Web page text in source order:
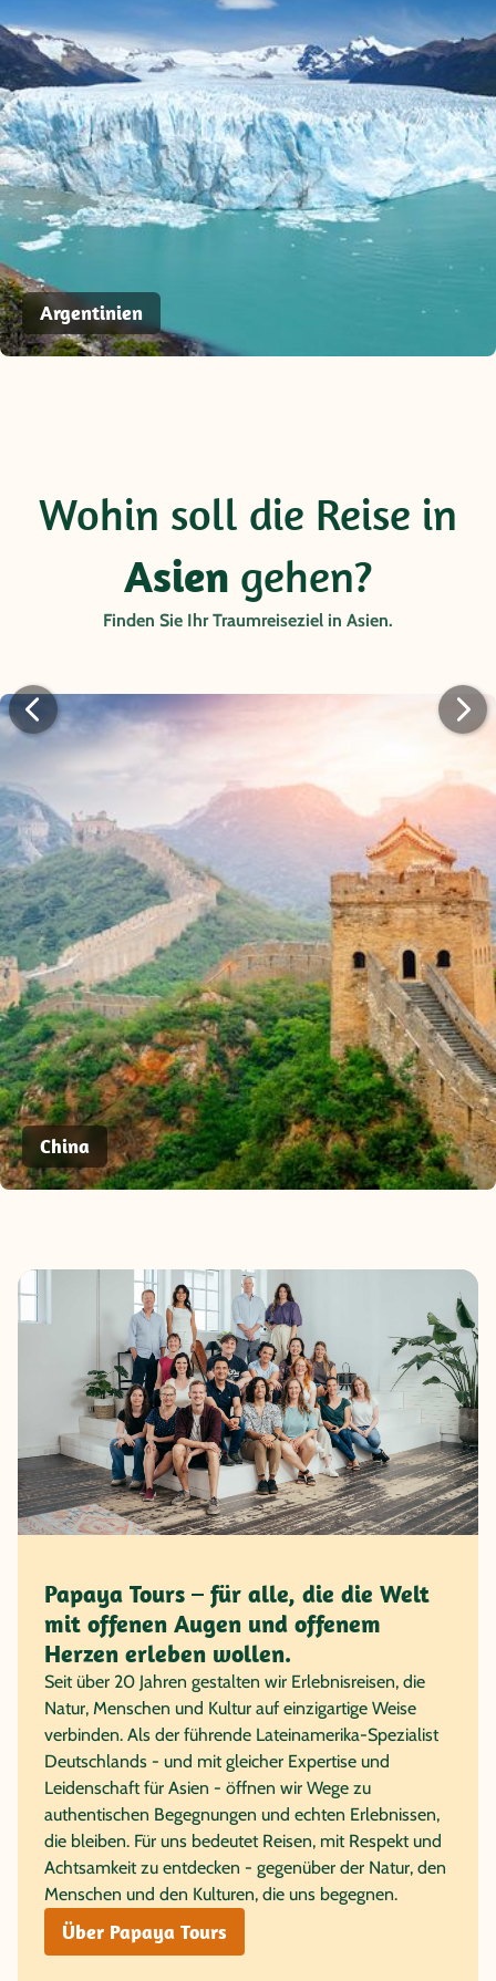
Argentinien
Wohin soll die Reise in
Asien gehen?
Finden Sie Ihr Traumreiseziel in Asien.
China
Papaya Tours – für alle, die die Welt
mit offenen Augen und offenem
Herzen erleben wollen.
Seit über 20 Jahren gestalten wir Erlebnisreisen, die
Natur, Menschen und Kultur auf einzigartige Weise
verbinden. Als der führende Lateinamerika-Spezialist
Deutschlands - und mit gleicher Expertise und
Leidenschaft für Asien - öffnen wir Wege zu
authentischen Begegnungen und echten Erlebnissen,
die bleiben. Für uns bedeutet Reisen, mit Respekt und
Achtsamkeit zu entdecken - gegenüber der Natur, den
Menschen und den Kulturen, die uns begegnen.
Über Papaya Tours